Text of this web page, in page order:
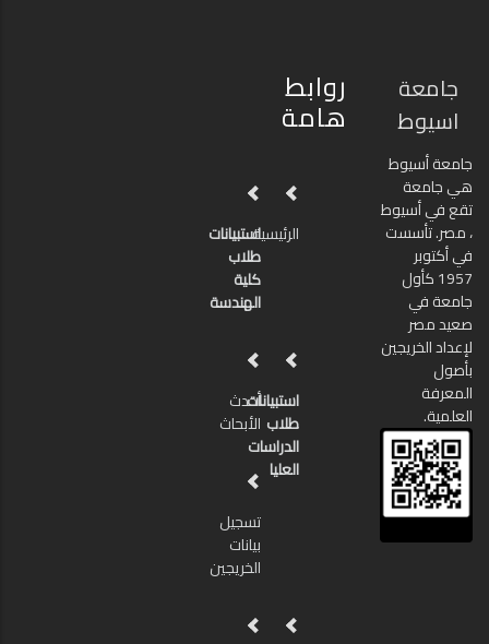
جامعة
اسيوط
جامعة أسيوط
هي جامعة
تقع في أسيوط
، مصر. تأسست
في أكتوبر
1957 كأول
جامعة في
صعيد مصر
لإعداد الخريجين
بأصول
المعرفة
العلمية.
روابط
هامة
الرئيسيةاستبيانات
طلاب
كلية
الهندسة
استبيانات
طلاب
الدراسات
العليا
أحدث
الأبحاث
تسجيل
بيانات
الخريجين